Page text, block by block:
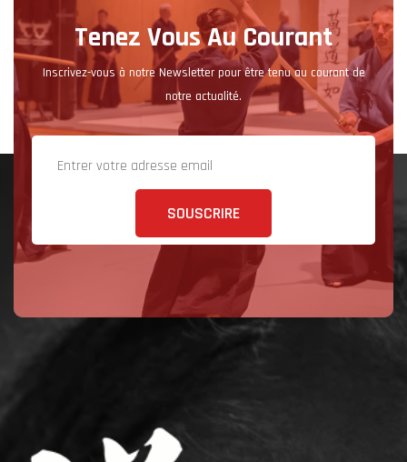
Tenez Vous Au Courant
Inscrivez-vous à notre Newsletter pour être tenu au courant de
notre actualité.
SOUSCRIRE